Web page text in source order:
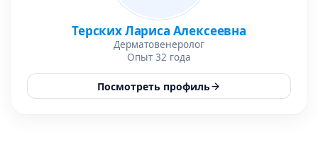
Терских Лариса Алексеевна
Дерматовенеролог
Опыт 32 года
Посмотреть профиль